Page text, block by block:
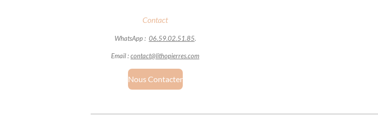
Contact
WhatsApp : 06.59.02.51.85.
Email :contact@lithopierres.com
Nous Contacter